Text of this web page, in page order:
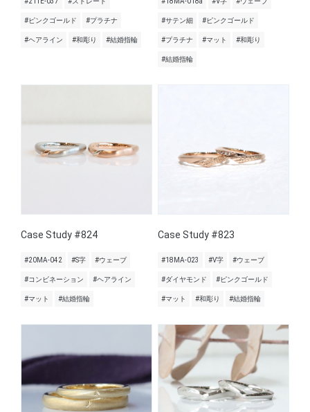
#ピンクゴールド #プラチナ
#ヘアライン #和彫り #結婚指輪
#サテン細 #ピンクゴールド
#プラチナ #マット #和彫り
#結婚指輪
Case Study #824
#20MA-042 #S字 #ウェーブ
#コンビネーション #ヘアライン
#マット #結婚指輪
Case Study #823
#18MA-023 #V字 #ウェーブ
#ダイヤモンド #ピンクゴールド
#マット #和彫り #結婚指輪